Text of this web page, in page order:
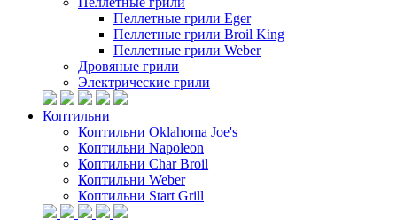
Пеллетные грили Eger
Пеллетные грили Broil King
Пеллетные грили Weber
Дровяные грили
Электрические грили
Коптильни
Коптильни Oklahoma Joe's
Коптильни Napoleon
Коптильни Char Broil
Коптильни Weber
Коптильни Start Grill